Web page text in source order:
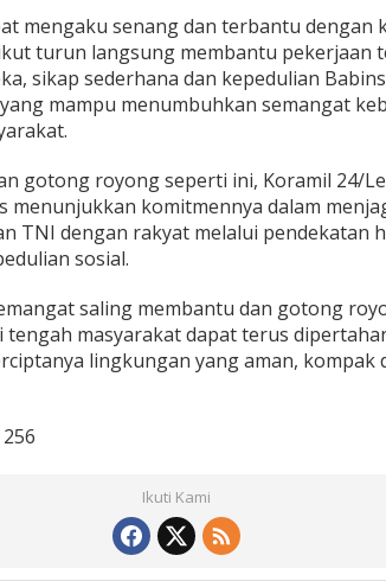
mengaku senang dan terbantu dengan
turun langsung membantu pekerjaan
sikap sederhana dan kepedulian
mampu menumbuhkan semangat
gotong royong seperti ini, Koramil 24/
menunjukkan komitmennya dalam
TNI dengan rakyat melalui pendekatan
sosial.
saling membantu dan gotong
tengah masyarakat dapat terus
lingkungan yang aman, kompak
256
Ikuti Kami